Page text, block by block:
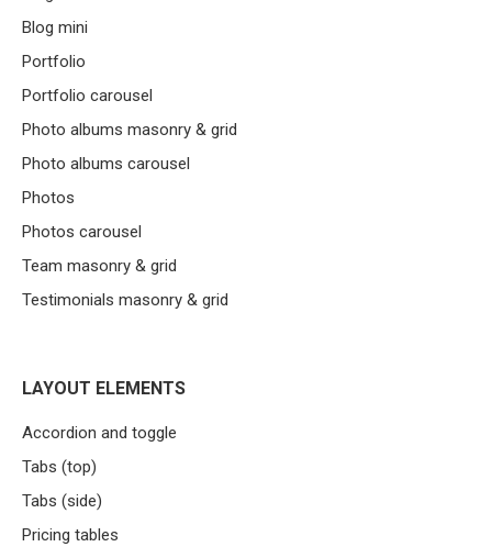
Blog mini
Portfolio
Portfolio carousel
Photo albums masonry & grid
Photo albums carousel
Photos
Photos carousel
Team masonry & grid
Testimonials masonry & grid
LAYOUT ELEMENTS
Accordion and toggle
Tabs (top)
Tabs (side)
Pricing tables